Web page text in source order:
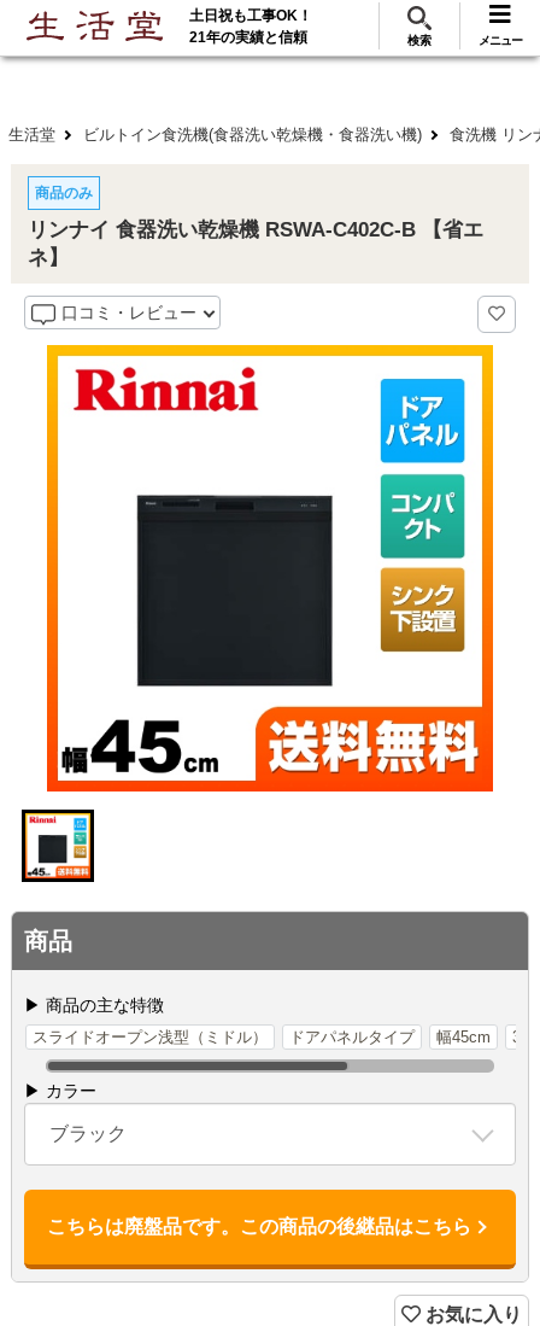
ご利用 288万･工事実績117万件! 無料見積
土日祝も工事OK！
21年の実績と信頼
検索 メニュー
生活堂 ビルトイン食洗機(食器洗い乾燥機・食器洗い機) 食洗機 リン
商品のみ
リンナイ 食器洗い乾燥機 RSWA-C402C-B 【省エ
ネ】
口コミ・レビュー
商品
▶ 商品の主な特徴
スライドオープン浅型（ミドル） ドアパネルタイプ 幅45cm
▶ カラー
ブラック
こちらは廃盤品です。この商品の後継品はこちら
お気に入り